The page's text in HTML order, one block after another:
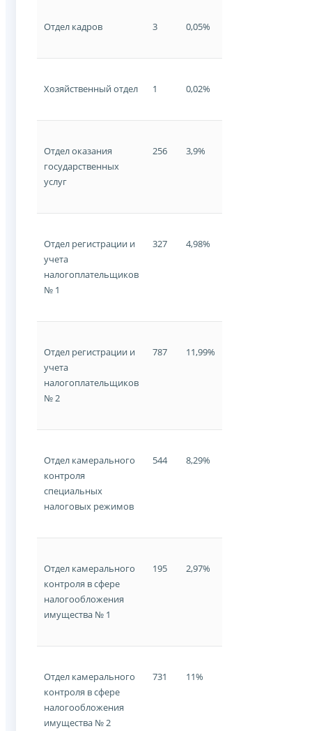
Отдел кадров 3 0,05%
Хозяйственный отдел 1 0,02%
Отдел оказания
государственных
услуг
256 3,9%
Отдел регистрации и
учета
налогоплательщиков
№ 1
327 4,98%
Отдел регистрации и
учета
налогоплательщиков
№ 2
787 11,99%
Отдел камерального
контроля
специальных
налоговых режимов
544 8,29%
Отдел камерального
контроля в сфере
налогообложения
имущества № 1
195 2,97%
Отдел камерального
контроля в сфере
налогообложения
имущества № 2
731 11%